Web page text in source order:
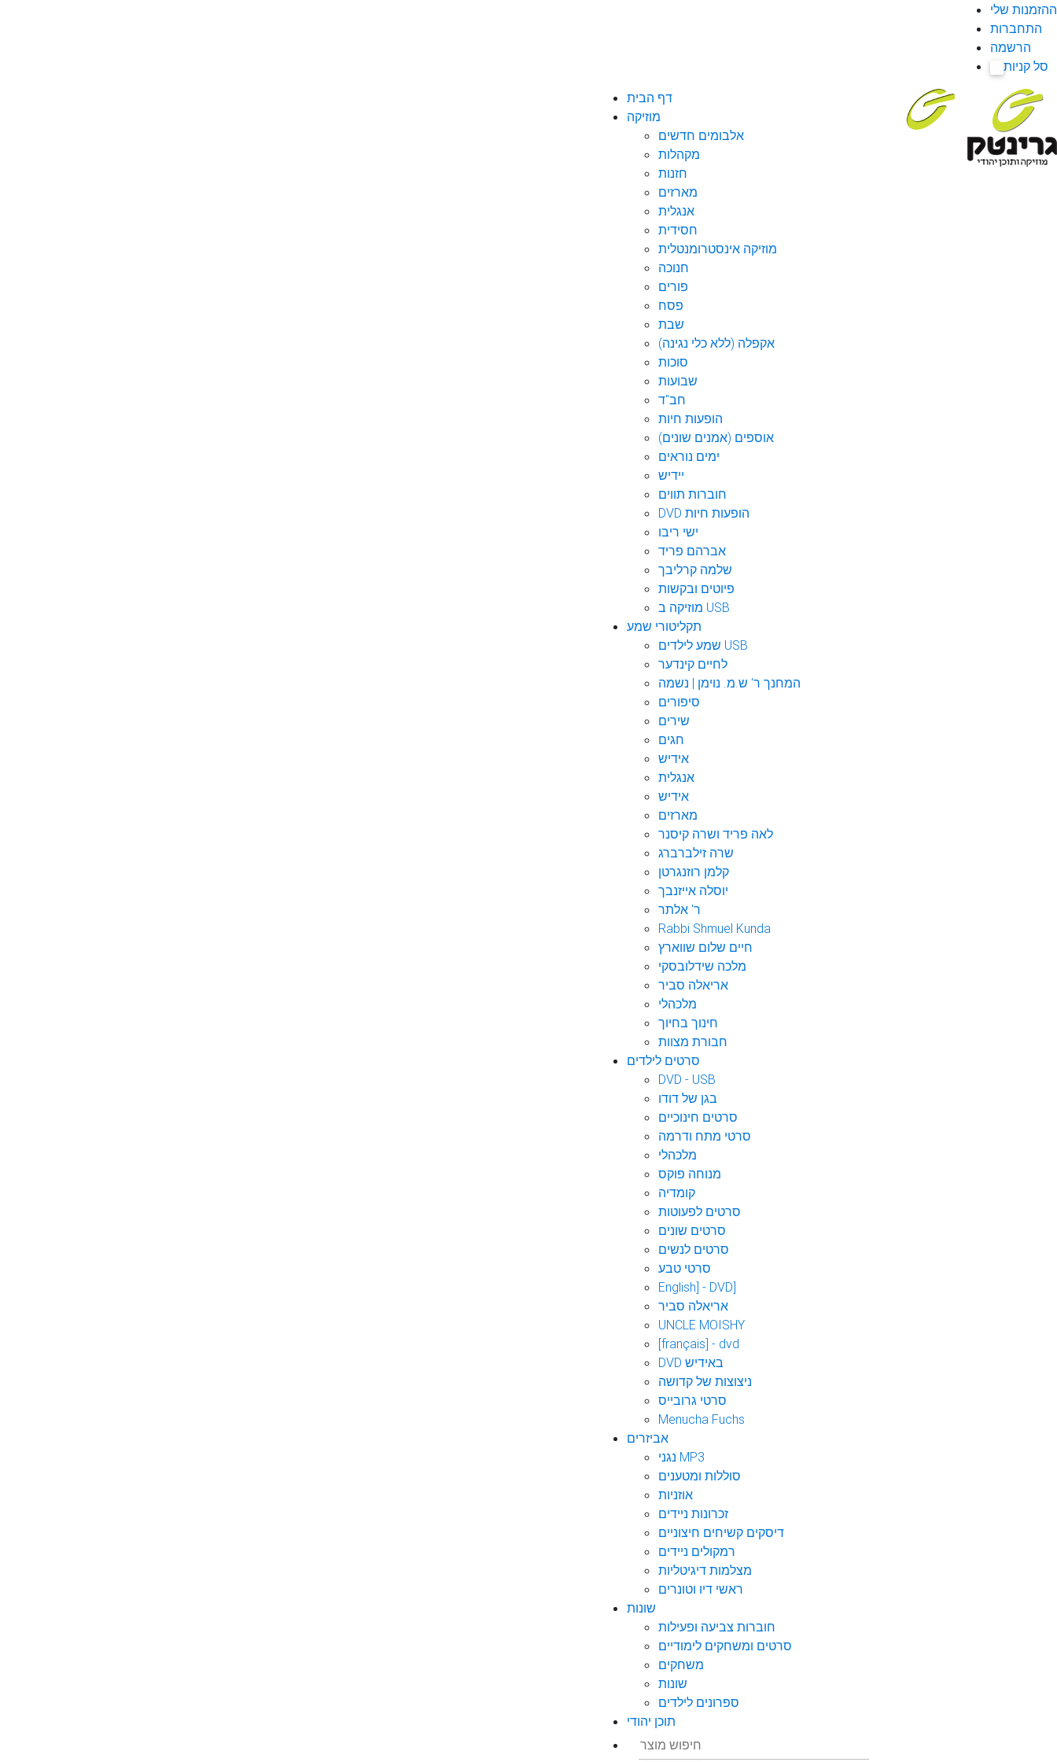
ההזמנות שלי
התחברות
הרשמה
סל קניות
דף הבית
מוזיקה
אלבומים חדשים
מקהלות
חזנות
מארזים
אנגלית
חסידית
מוזיקה אינסטרומנטלית
חנוכה
פורים
פסח
שבת
אקפלה (ללא כלי נגינה)
סוכות
שבועות
חב"ד
הופעות חיות
אוספים (אמנים שונים)
ימים נוראים
יידיש
חוברות תווים
DVD הופעות חיות
ישי ריבו
אברהם פריד
שלמה קרליבך
פיוטים ובקשות
מוזיקה ב USB
תקליטורי שמע
שמע לילדים USB
לחיים קינדער
המחנך ר' ש.מ. נוימן | נשמה
סיפורים
שירים
חגים
אידיש
אנגלית
אידיש
מארזים
לאה פריד ושרה קיסנר
שרה זילברברג
קלמן רוזנגרטן
יוסלה אייזנבך
ר' אלתר
Rabbi Shmuel Kunda
חיים שלום שווארץ
מלכה שידלובסקי
אריאלה סביר
מלכהלי
חינוך בחיוך
חבורת מצוות
סרטים לילדים
DVD - USB
בגן של דודו
סרטים חינוכיים
סרטי מתח ודרמה
מלכהלי
מנוחה פוקס
קומדיה
סרטים לפעוטות
סרטים שונים
סרטים לנשים
סרטי טבע
English] - DVD]
אריאלה סביר
UNCLE MOISHY
[français] - dvd
DVD באידיש
ניצוצות של קדושה
סרטי גרובייס
Menucha Fuchs
אביזרים
נגני MP3
סוללות ומטענים
אוזניות
זכרונות ניידים
דיסקים קשיחים חיצוניים
רמקולים ניידים
מצלמות דיגיטליות
ראשי דיו וטונרים
שונות
חוברות צביעה ופעילות
סרטים ומשחקים לימודיים
משחקים
שונות
ספרונים לילדים
תוכן יהודי